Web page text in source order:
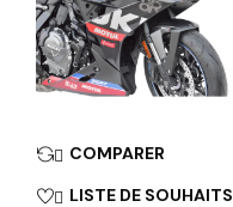
 COMPARER
 LISTE DE SOUHAITS